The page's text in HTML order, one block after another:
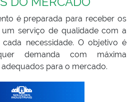
é preparada para receber os
um serviço de qualidade com a
necessidade. O objetivo é
demanda com máxima
para o mercado.